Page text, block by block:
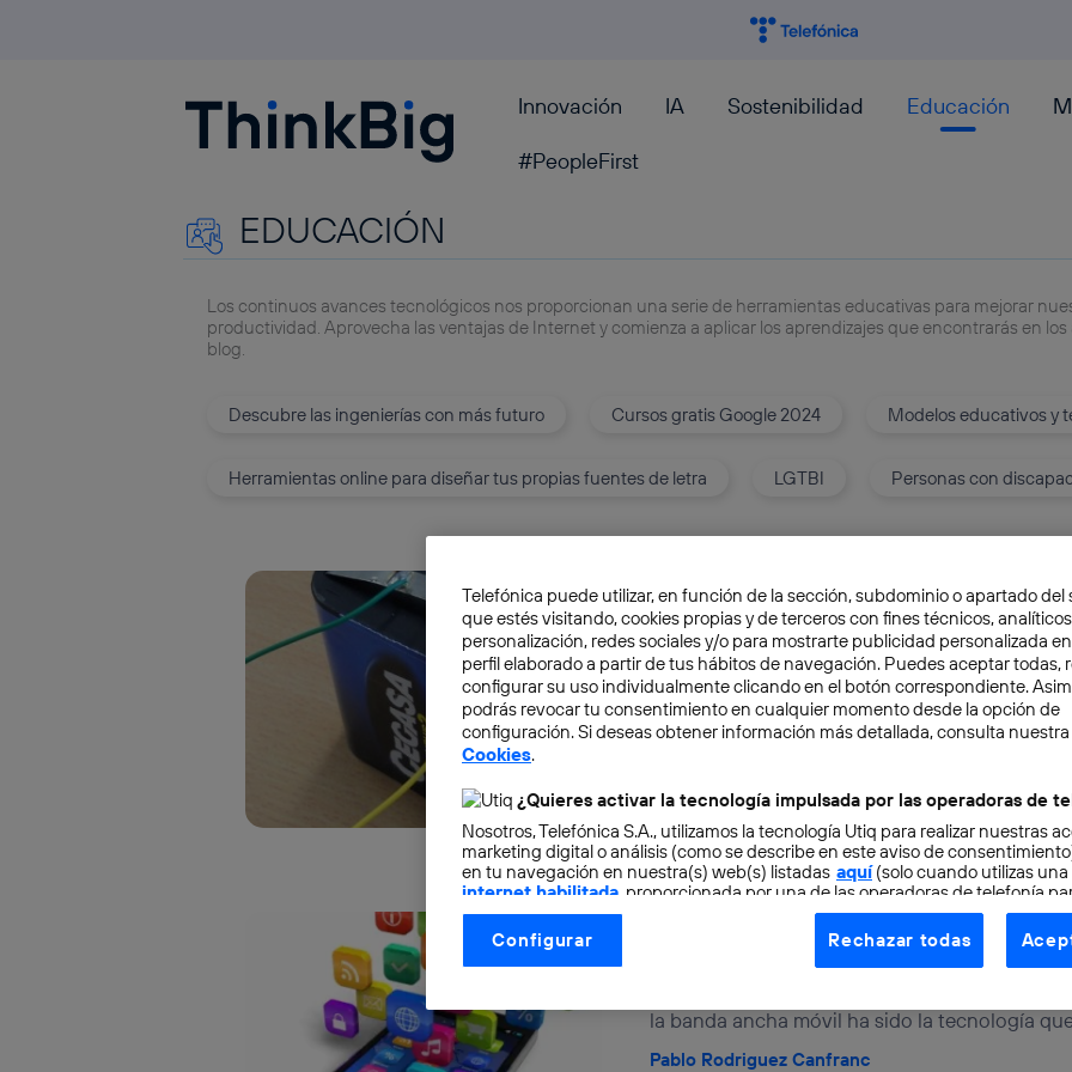
Blogthinkbig.com Innovación IA Sostenibilidad Educación
#PeopleFirst
EDUCACIÓN
Los continuos avances tecnológicos nos proporcionan una serie de herramientas educativas para mejorar
productividad. Aprovecha las ventajas de Internet y comienza a aplicar los aprendizajes que encontrarás en
blog.
Descubre las ingenierías con más futuro Cursos gratis Google 2024 Modelos educativos y
Herramientas online para diseñar tus propias fuentes de letra LGTBI Personas con
Niños innovadores (II): El
petaca
Os voy a pedir que hagáis memoria y penséis
comprasteis una pila de petaca. Si la respuesta
Mobile Learning: del libro
De acuerdo con el informe La sociedad de la
la banda ancha móvil ha sido la tecnología
Pablo Rodriguez Canfranc
Telefónica puede utilizar, en función de la sección, subdominio o apartado del
que estés visitando, cookies propias y de terceros con fines técnicos,
personalización, redes sociales y/o para mostrarte publicidad personalizada
perfil elaborado a partir de tus hábitos de navegación. Puedes aceptar todas,
configurar su uso individualmente clicando en el botón correspondiente.
podrás revocar tu consentimiento en cualquier momento desde la opción de
configuración. Si deseas obtener información más detallada, consulta nuestra
Cookies.
¿Quieres activar la tecnología impulsada por las operadoras de
Nosotros, Telefónica S.A., utilizamos la tecnología Utiq para realizar nuestras
marketing digital o análisis (como se describe en este aviso de
en tu navegación en nuestra(s) web(s) listadas aquí(solo cuando utilizas una
internet habilitada , proporcionada por una de las operadoras de telefonía
otorgas tu consentimiento en cada página web).
La tecnología Utiq está diseñada con la privacidad como prioridad
control.
utilizando tu dirección IP y otra información de la cuenta de cliente de
vinculada a la conexión que utilizas (p. ej., número de teléfono móvil).
Configurar Rechazar todas